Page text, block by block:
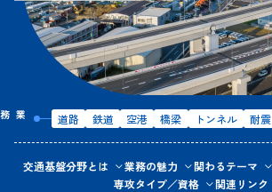
道路 鉄道 空港 橋梁 トンネル 耐震
交通基盤分野とは 業務の魅力 関わるテーマ
専攻タイプ／資格
関連リンク